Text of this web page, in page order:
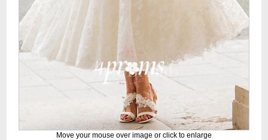
Move your mouse over image or click to enlarge